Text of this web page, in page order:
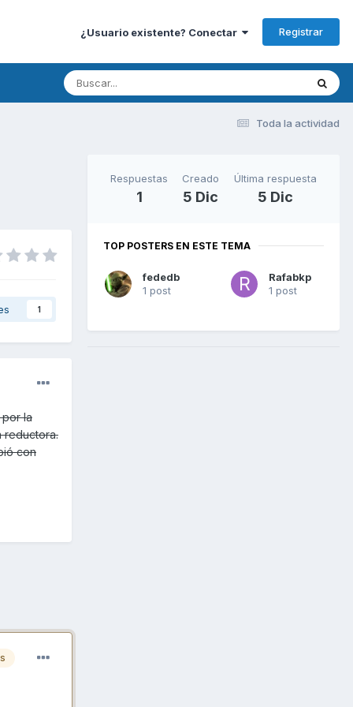
¿Usuario existente? Conectar Registrar
Toda la actividad
1
por la
reductora.
con
Respuestas
1
Creado
5 Dic
Última respuesta
5 Dic
TOP POSTERS EN ESTE TEMA
fededb
1 post
Rafabkp
1 post